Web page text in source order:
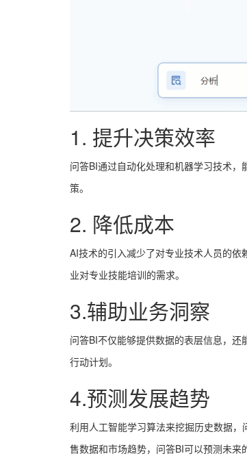
1. 提升决策效率
问答BI通过自动化处理和机器学习技术，
策。
2. 降低成本
AI技术的引入减少了对专业技术人员的
业对专业技能培训的需求。
3.辅助业务洞察
问答BI不仅能够提供数据的表层信息，还
行动计划。
4.预测发展趋势
利用人工智能学习算法来挖掘历史数据，
售数据和市场趋势，问答BI可以预测未来